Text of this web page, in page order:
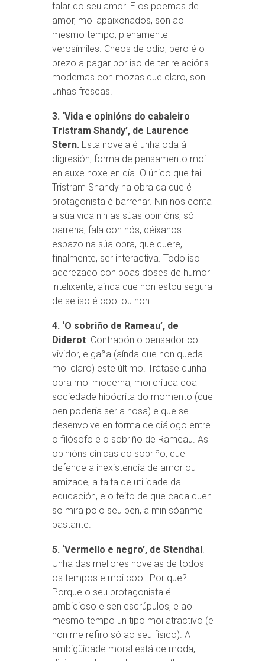
falar do seu amor. E os poemas de
amor, moi apaixonados, son ao
mesmo tempo, plenamente
verosímiles. Cheos de odio, pero é o
prezo a pagar por iso de ter relacións
modernas con mozas que claro, son
unhas frescas.
3. ‘Vida e opinións do cabaleiro
Tristram Shandy’, de Laurence
Stern. Esta novela é unha oda á
digresión, forma de pensamento moi
en auxe hoxe en día. O único que fai
Tristram Shandy na obra da que é
protagonista é barrenar. Nin nos conta
a súa vida nin as súas opinións, só
barrena, fala con nós, déixanos
espazo na súa obra, que quere,
finalmente, ser interactiva. Todo iso
aderezado con boas doses de humor
intelixente, aínda que non estou segura
de se iso é cool ou non.
4. ‘O sobriño de Rameau’, de
Diderot. Contrapón o pensador co
vividor, e gaña (aínda que non queda
moi claro) este último. Trátase dunha
obra moi moderna, moi crítica coa
sociedade hipócrita do momento (que
ben podería ser a nosa) e que se
desenvolve en forma de diálogo entre
o filósofo e o sobriño de Rameau. As
opinións cínicas do sobriño, que
defende a inexistencia de amor ou
amizade, a falta de utilidade da
educación, e o feito de que cada quen
so mira polo seu ben, a min sóanme
bastante.
5. ‘Vermello e negro’, de Stendhal.
Unha das mellores novelas de todos
os tempos e moi cool. Por que?
Porque o seu protagonista é
ambicioso e sen escrúpulos, e ao
mesmo tempo un tipo moi atractivo (e
non me refiro só ao seu físico). A
ambigüidade moral está de moda,